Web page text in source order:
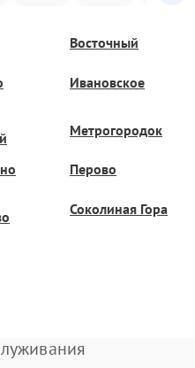
Восточный
Ивановское
Метрогородок
Перово
Соколиная Гора